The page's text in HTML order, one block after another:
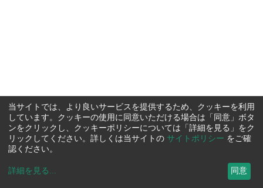
当サイトでは、より良いサービスを提供するため、クッキーを利用
しています。クッキーの使用に同意いただける場合は「同意」ボタ
ンをクリックし、クッキーポリシーについては「詳細を見る」をク
リックしてください。詳しくは当サイトの サイトポリシー をご確
認ください。
詳細を見る ... 同意